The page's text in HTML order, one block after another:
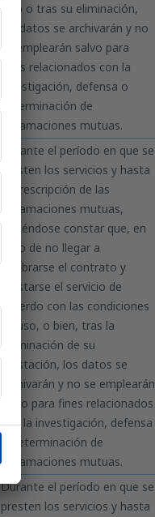
web o tras su eliminación,
los datos se archivarán y no
se emplearán salvo para
fines relacionados con la
investigación, defensa o
determinación de
reclamaciones mutuas.
Durante el período en que se
presten los servicios y hasta
la prescripción de las
reclamaciones mutuas,
haciéndose constar que, en
caso de no llegar a
celebrarse el contrato y
prestarse el servicio de
acuerdo con las condiciones
de uso, o bien, tras la
terminación de su
prestación, los datos se
archivarán y no se emplearán
salvo para fines relacionados
con la investigación, defensa
o determinación de
reclamaciones mutuas.
Durante el período en que se
presten los servicios y hasta